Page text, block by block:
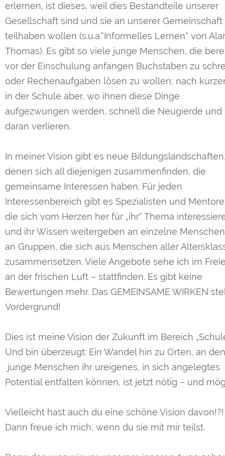
erlernen, ist dieses, weil dies Bestandteile unserer
Gesellschaft sind und sie an unserer Gemeinschaft
teilhaben wollen (s.u.a.“Informelles Lernen“ von
Thomas). Es gibt so viele junge Menschen, die
vor der Einschulung anfangen Buchstaben zu
oder Rechenaufgaben lösen zu wollen; nach
in der Schule aber, wo ihnen diese Dinge
aufgezwungen werden, schnell die Neugierde und
daran verlieren.
In meiner Vision gibt es neue
denen sich all diejenigen zusammenfinden, die
gemeinsame Interessen haben. Für jeden
Interessenbereich gibt es Spezialisten und
die sich vom Herzen her für „ihr“ Thema
und ihr Wissen weitergeben an einzelne
an Gruppen, die sich aus Menschen aller
zusammensetzen. Viele Angebote sehe ich im
an der frischen Luft – stattfinden. Es gibt keine
Bewertungen mehr. Das GEMEINSAME WIRKEN
Vordergrund!
Dies ist meine Vision der Zukunft im Bereich
Und bin überzeugt: Ein Wandel hin zu Orten, an
junge Menschen ihr ureigenes, in sich angelegtes
Potential entfalten können, ist jetzt nötig – und
Vielleicht hast auch du eine schöne Vision davon!?!
Dann freue ich mich, wenn du sie mit mir teilst.